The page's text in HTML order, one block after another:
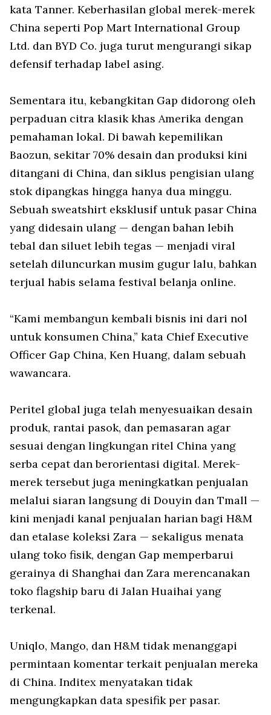
kata Tanner. Keberhasilan global merek-merek
China seperti Pop Mart International Group
Ltd. dan BYD Co. juga turut mengurangi sikap
defensif terhadap label asing.
Sementara itu, kebangkitan Gap didorong oleh
perpaduan citra klasik khas Amerika dengan
pemahaman lokal. Di bawah kepemilikan
Baozun, sekitar 70% desain dan produksi kini
ditangani di China, dan siklus pengisian ulang
stok dipangkas hingga hanya dua minggu.
Sebuah sweatshirt eksklusif untuk pasar China
yang didesain ulang — dengan bahan lebih
tebal dan siluet lebih tegas — menjadi viral
setelah diluncurkan musim gugur lalu, bahkan
terjual habis selama festival belanja online.
“Kami membangun kembali bisnis ini dari nol
untuk konsumen China,” kata Chief Executive
Officer Gap China, Ken Huang, dalam sebuah
wawancara.
Peritel global juga telah menyesuaikan desain
produk, rantai pasok, dan pemasaran agar
sesuai dengan lingkungan ritel China yang
serba cepat dan berorientasi digital. Merek-
merek tersebut juga meningkatkan penjualan
melalui siaran langsung di Douyin dan Tmall —
kini menjadi kanal penjualan harian bagi H&M
dan etalase koleksi Zara — sekaligus menata
ulang toko fisik, dengan Gap memperbarui
gerainya di Shanghai dan Zara merencanakan
toko flagship baru di Jalan Huaihai yang
terkenal.
Uniqlo, Mango, dan H&M tidak menanggapi
permintaan komentar terkait penjualan mereka
di China. Inditex menyatakan tidak
mengungkapkan data spesifik per pasar.